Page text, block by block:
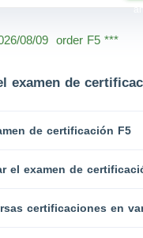
08/09 order F5 ***
08/09 order F5 ***
08/09 order F5 ***
examen de
de certificación F5
el examen de
certificaciones en